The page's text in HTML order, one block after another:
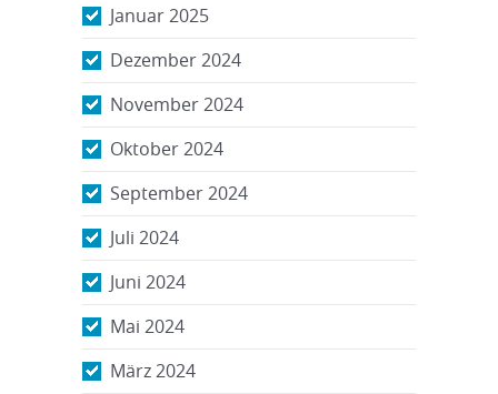
Januar 2025
Dezember 2024
November 2024
Oktober 2024
September 2024
Juli 2024
Juni 2024
Mai 2024
März 2024